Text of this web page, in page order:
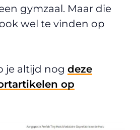
gymzaal. Maar die
wel te vinden op
je altijd nog deze
op